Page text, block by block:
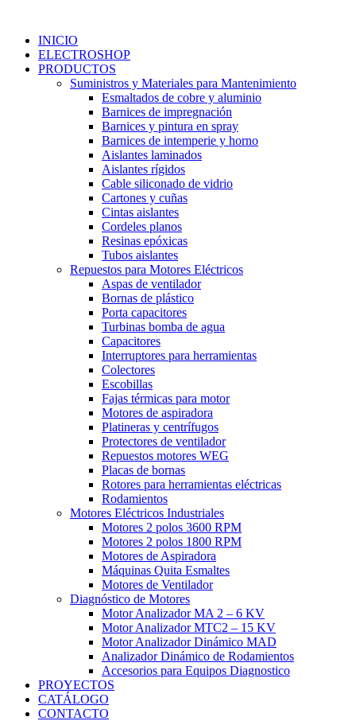
contenidoINICIO
ELECTROSHOP
PRODUCTOS
Suministros y Materiales para Mantenimiento
Esmaltados de cobre y aluminio
Barnices de impregnación
Barnices y pintura en spray
Barnices de intemperie y horno
Aislantes laminados
Aislantes rígidos
Cable siliconado de vidrio
Cartones y cuñas
Cintas aislantes
Cordeles planos
Resinas epóxicas
Tubos aislantes
Repuestos para Motores Eléctricos
Aspas de ventilador
Bornas de plástico
Porta capacitores
Turbinas bomba de agua
Capacitores
Interruptores para herramientas
Colectores
Escobillas
Fajas térmicas para motor
Motores de aspiradora
Platineras y centrífugos
Protectores de ventilador
Repuestos motores WEG
Placas de bornas
Rotores para herramientas eléctricas
Rodamientos
Motores Eléctricos Industriales
Motores 2 polos 3600 RPM
Motores 2 polos 1800 RPM
Motores de Aspiradora
Máquinas Quita Esmaltes
Motores de Ventilador
Diagnóstico de Motores
Motor Analizador MA 2 – 6 KV
Motor Analizador MTC2 – 15 KV
Motor Analizador Dinámico MAD
Analizador Dinámico de Rodamientos
Accesorios para Equipos Diagnostico
PROYECTOS
CATÁLOGO
CONTACTO